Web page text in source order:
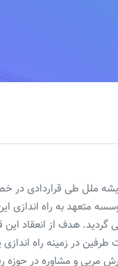
ملل طی قراردادی در
متعهد به راه اندازی
هدف از انعقاد اين
در زمينه راه اندازی
مربی و مشاوره در حوزه